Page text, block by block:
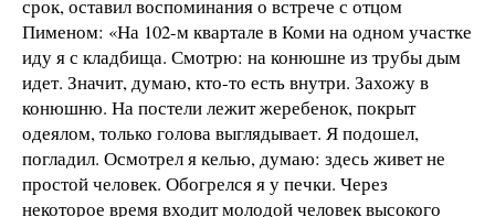
срок, оставил воспоминания о встрече с отцом
Пименом: «На 102-м квартале в Коми на одном участке
иду я с кладбища. Смотрю: на конюшне из трубы дым
идет. Значит, думаю, кто-то есть внутри. Захожу в
конюшню. На постели лежит жеребенок, покрыт
одеялом, только голова выглядывает. Я подошел,
погладил. Осмотрел я келью, думаю: здесь живет не
простой человек. Обогрелся я у печки. Через
некоторое время входит молодой человек высокого